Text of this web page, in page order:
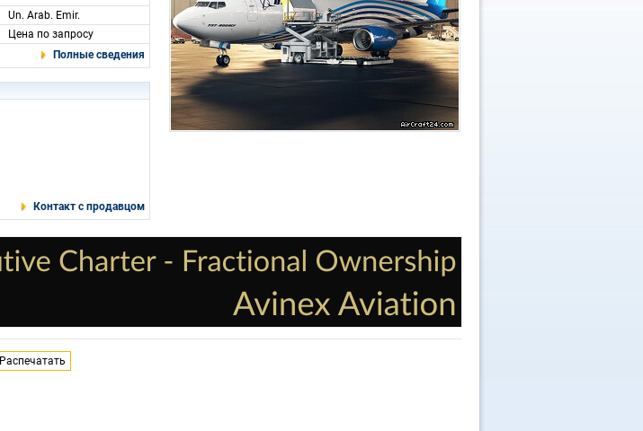
Un. Arab. Emir.
Цена по запросу
Полные сведения
Контакт с продавцом
Распечатать